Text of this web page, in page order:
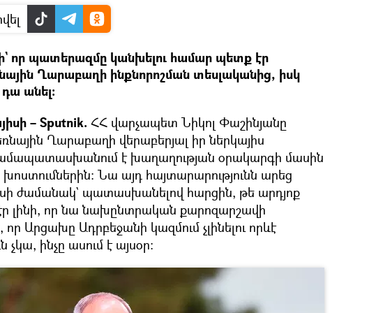
որ պատերազմը կանխելու համար պետք էր
Ղարաբաղի ինքնորոշման տեսլականից, իսկ
անել:
– Sputnik. ՀՀ վարչապետ Նիկոլ Փաշինյանը
Ղարաբաղի վերաբերյալ իր ներկայիս
է խաղաղության օրակարգի մասին
Նա այդ հայտարարությունն արեց
ժամանակ` պատասխանելով հարցին, թե արդյոք
լինի, որ նա նախընտրական քարոզարշավի
Արցախը Ադրբեջանի կազմում չլինելու որևէ
չկա, ինչը ասում է այսօր։